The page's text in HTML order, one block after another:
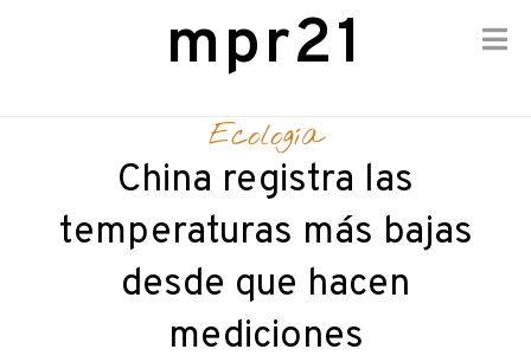
mpr21
Ecología
China registra las
temperaturas más bajas
desde que hacen
mediciones